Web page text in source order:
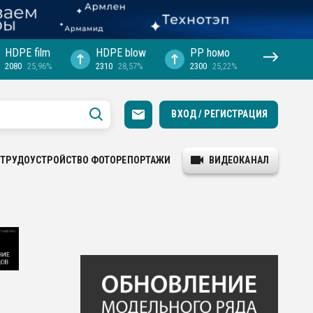
HDPE film
2080 25,96%
HDPE blow
2310 28,57%
PP hомо
2300 25,22%
ВХОД / РЕГИСТРАЦИЯ
ТРУДОУСТРОЙСТВО ФОТОРЕПОРТАЖИ ВИДЕОКАНАЛ